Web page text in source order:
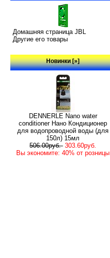
Домашняя страница JBL
Другие его товары
Новинки [»]
DENNERLE Nano water
conditioner Нано Кондиционер
для водопроводной воды (для
150л) 15мл
506.00руб. 303.60руб.
Вы экономите: 40% от розницы